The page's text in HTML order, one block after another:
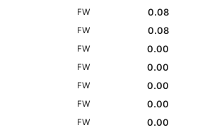
FW
0.08
FW
0.08
FW
0.00
FW
0.00
FW
0.00
FW
0.00
FW
0.00